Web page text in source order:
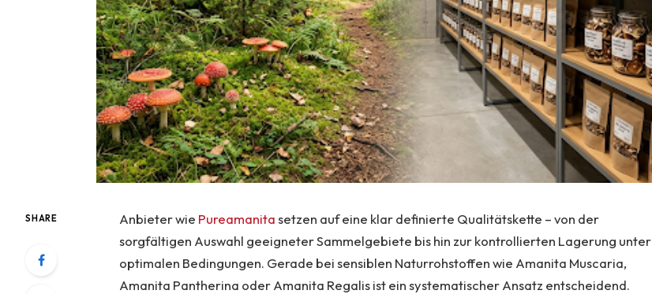
SHARE Anbieter wie Pureamanitasetzen auf eine klar definierte Qualitätskette – von der
sorgfältigen Auswahl geeigneter Sammelgebiete bis hin zur kontrollierten Lagerung unter
optimalen Bedingungen. Gerade bei sensiblen Naturrohstoffen wie Amanita Muscaria,
Amanita Pantherina oder Amanita Regalis ist ein systematischer Ansatz entscheidend.